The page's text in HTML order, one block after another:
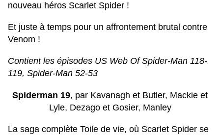
nouveau héros Scarlet Spider !
Et juste à temps pour un affrontement brutal contre
Venom !
Contient les épisodes US Web Of Spider-Man 118-
119, Spider-Man 52-53
Spiderman 19, par Kavanagh et Butler, Mackie et
Lyle, Dezago et Gosier, Manley
La saga complète Toile de vie, où Scarlet Spider se